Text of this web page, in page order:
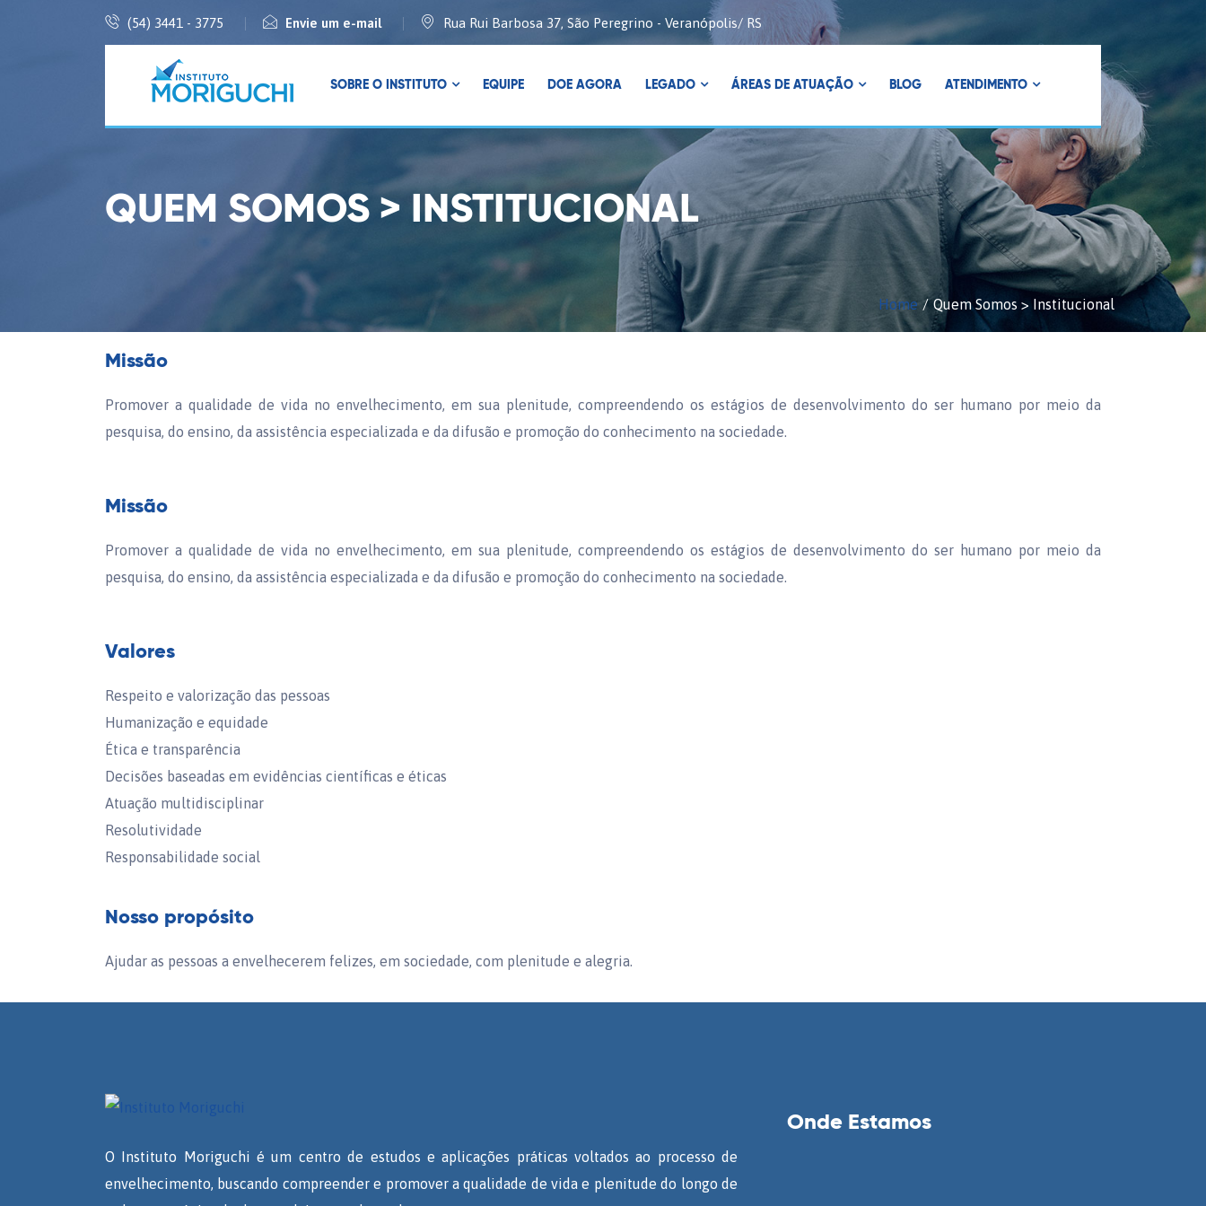
(54) 3441 - 3775 Envie um e-mail Rua Rui Barbosa 37, São Peregrino - Veranópolis/ RS
SOBRE O INSTITUTO EQUIPE DOE AGORA LEGADO ÁREAS DE ATUAÇÃO BLOG ATENDIMENTO
QUEM SOMOS > INSTITUCIONAL
Home Quem Somos > Institucional
Missão
Promover a qualidade de vida no envelhecimento, em sua plenitude, compreendendo os estágios de desenvolvimento do ser humano por meio da
pesquisa, do ensino, da assistência especializada e da difusão e promoção do conhecimento na sociedade.
Missão
Promover a qualidade de vida no envelhecimento, em sua plenitude, compreendendo os estágios de desenvolvimento do ser humano por meio da
pesquisa, do ensino, da assistência especializada e da difusão e promoção do conhecimento na sociedade.
Valores
Respeito e valorização das pessoas
Humanização e equidade
Ética e transparência
Decisões baseadas em evidências científicas e éticas
Atuação multidisciplinar
Resolutividade
Responsabilidade social
Nosso propósito
Ajudar as pessoas a envelhecerem felizes, em sociedade, com plenitude e alegria.
O Instituto Moriguchi é um centro de estudos e aplicações práticas voltados ao processo de
envelhecimento, buscando compreender e promover a qualidade de vida e plenitude do longo de
Onde Estamos